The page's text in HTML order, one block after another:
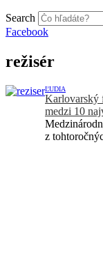
Search
Facebook
režisér
ĽUDIA
Karlovarský
medzi 10
z